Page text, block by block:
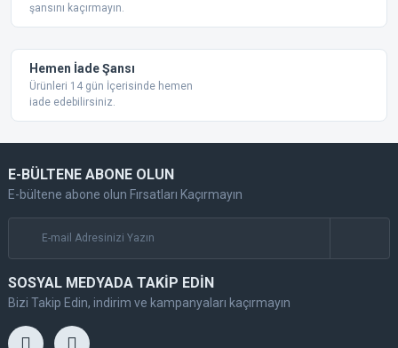
şansını kaçırmayın.
Hemen İade Şansı
Ürünleri 14 gün İçerisinde hemen
iade edebilirsiniz.
E-BÜLTENE ABONE OLUN
E-bültene abone olun Fırsatları Kaçırmayın
SOSYAL MEDYADA TAKİP EDİN
Bizi Takip Edin, indirim ve kampanyaları kaçırmayın